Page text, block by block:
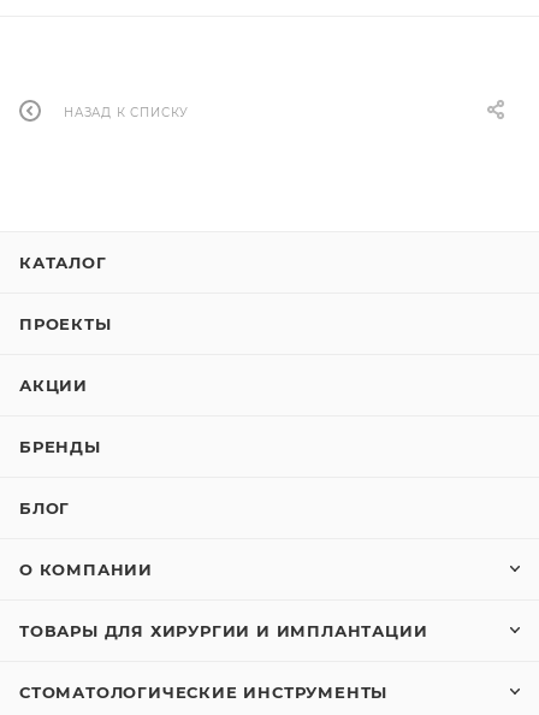
НАЗАД К СПИСКУ
КАТАЛОГ
ПРОЕКТЫ
АКЦИИ
БРЕНДЫ
БЛОГ
О КОМПАНИИ
ТОВАРЫ ДЛЯ ХИРУРГИИ И ИМПЛАНТАЦИИ
СТОМАТОЛОГИЧЕСКИЕ ИНСТРУМЕНТЫ